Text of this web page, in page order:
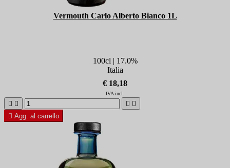
Vermouth Carlo Alberto Bianco 1L
100cl | 17.0%
Italia
€ 18,18
IVA incl.
   
 Agg. al carrello